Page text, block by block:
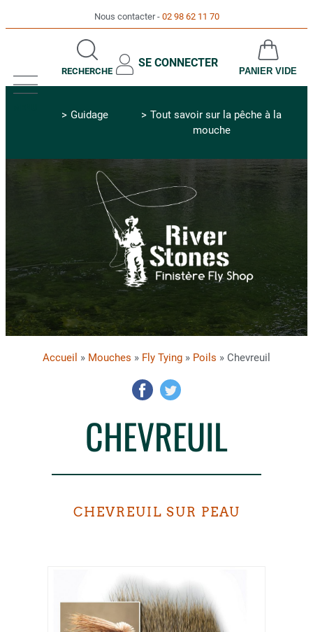
Nous contacter 02 98 62 11 70
RECHERCHE
SE CONNECTER
PANIER VIDE
Guidage
Tout savoir sur la pêche à la
mouche
Accueil » Mouches » Fly Tying » Poils » Chevreuil
CHEVREUIL
CHEVREUIL SUR PEAU